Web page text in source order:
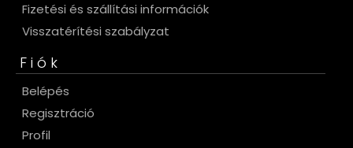
Fizetési és szállítási információk
Visszatérítési szabályzat
Fiók
Belépés
Regisztráció
Profil